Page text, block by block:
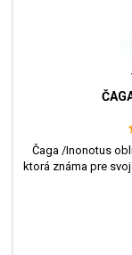
Čaga /Inonotus
ktorá známa pre
kde